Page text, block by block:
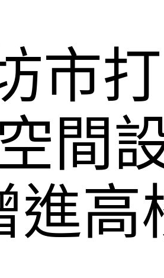
市
間
進